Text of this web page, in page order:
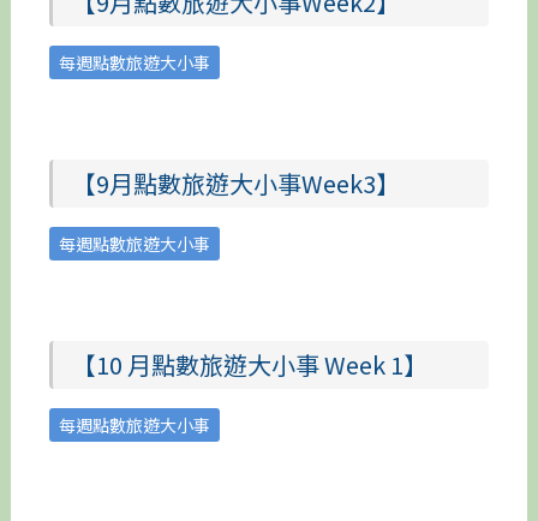
每週點數旅遊大小事
【9月點數旅遊大小事Week3】
每週點數旅遊大小事
【10 月點數旅遊大小事 Week 1】
每週點數旅遊大小事